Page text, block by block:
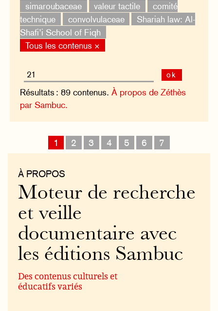
simaroubaceae
valeur tactile
comité
technique
convolvulaceae
Shariah law: Al-
Shafi’i School of Fiqh
Tous les contenus ×
ok
Résultats : 89 contenus.À propos de Zéthès
par Sambuc.
1 2 3 4 5 6 7
À PROPOS
Moteur de recherche
et veille
documentaire avec
les éditions Sambuc
Des contenus culturels et
éducatifs variés